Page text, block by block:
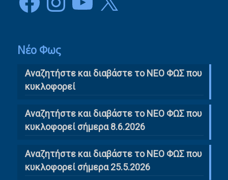
Νέο Φως
Αναζητήστε και διαβάστε το NΕΟ ΦΩΣ που
κυκλοφορεί
Αναζητήστε και διαβάστε το ΝΕΟ ΦΩΣ που
κυκλοφορεί σήμερα 8.6.2026
Αναζητήστε και διαβάστε το ΝΕΟ ΦΩΣ που
κυκλοφορεί σήμερα 25.5.2026